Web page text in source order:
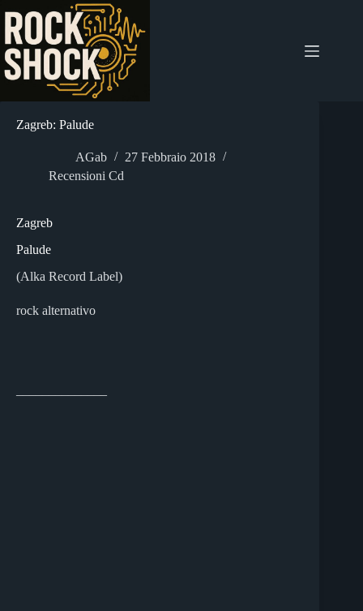
contenuto
Zagreb: Palude
AGab
27 Febbraio 2018
Recensioni Cd
Zagreb
Palude
(Alka Record Label)
rock alternativo